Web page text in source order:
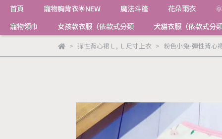
首頁 寵物胸背衣🌟NEW 魔法斗篷 花朵雨衣
寵物領巾
女孩款衣服（依款式分類 犬貓衣服（依款式分
彈性背心裙Ｌ , Ｌ尺寸上衣 粉色小兔-彈性背心